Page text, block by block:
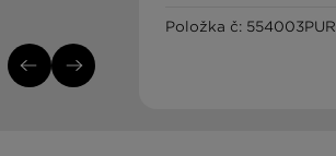
Položka č: 554003PUR